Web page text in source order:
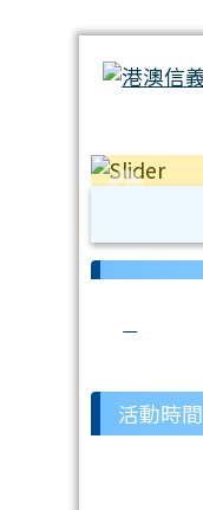
:::
活動時